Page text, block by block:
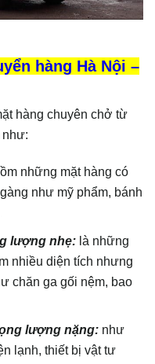
hàng Hà Nội –
hàng chuyên chở từ
những mặt hàng có
như mỹ phẩm, bánh
lượng nhẹ: là những
nhiều diện tích nhưng
chăn ga gối nệm, bao
lượng nặng: như
lạnh, thiết bị vật tư